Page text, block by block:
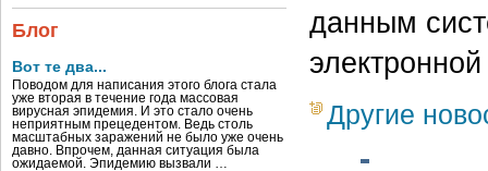
Блог
Вот те два...
Поводом для написания этого блога стала
уже вторая в течение года массовая
вирусная эпидемия. И это стало очень
неприятным прецедентом. Ведь столь
масштабных заражений не было уже очень
давно. Впрочем, данная ситуация была
ожидаемой. Эпидемию вызвали …
данным
Другие